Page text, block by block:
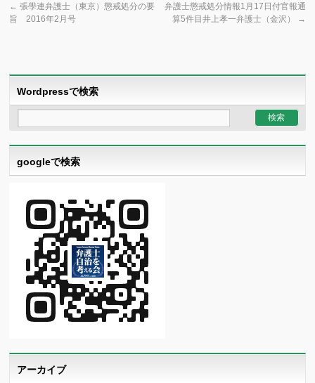
← 張學連弁護士（東京）懲戒処分の要
旨 2016年2月号
弁護士懲戒処分情報1月17日付官報通
算5件目井上孝一弁護士（金沢）
→
Wordpressで検索
googleで検索
アーカイブ